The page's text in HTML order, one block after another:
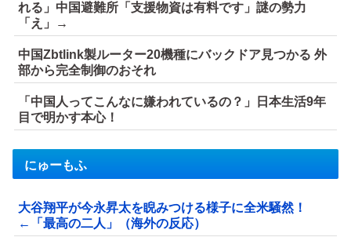
れる」中国避難所「支援物資は有料です」謎の勢力
「え」→
中国Zbtlink製ルーター20機種にバックドア見つかる 外
部から完全制御のおそれ
「中国人ってこんなに嫌われているの？」日本生活9年
目で明かす本心！
にゅーもふ
大谷翔平が今永昇太を睨みつける様子に全米騒然！
←「最高の二人」（海外の反応）